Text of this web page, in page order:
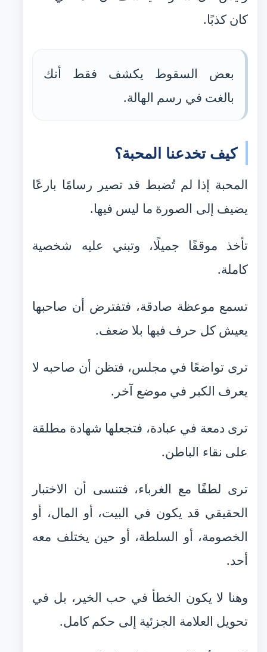
كان كذبًا.
بعض السقوط يكشف فقط أنك
بالغت في رسم الهالة.
كيف تخدعنا المحبة؟
المحبة إذا لم تُضبط قد تصير رسامًا بارعًا
يضيف إلى الصورة ما ليس فيها.
تأخذ موقفًا جميلًا، وتبني عليه شخصية
كاملة.
تسمع موعظة صادقة، فتفترض أن صاحبها
يعيش كل حرف فيها بلا ضعف.
ترى تواضعًا في مجلس، فتظن أن صاحبه لا
يعرف الكبر في موضع آخر.
ترى دمعة في عبادة، فتجعلها شهادة مطلقة
على نقاء الباطن.
ترى لطفًا مع الغرباء، فتنسى أن الاختبار
الحقيقي قد يكون في البيت، أو المال، أو
الخصومة، أو السلطة، أو حين يختلف معه
أحد.
وهنا لا يكون الخطأ في حب الخير، بل في
تحويل العلامة الجزئية إلى حكم كامل.